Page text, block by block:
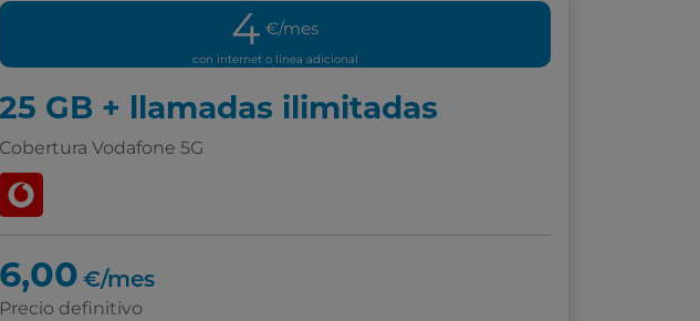
4 €/mes
con internet o línea adicional
25 GB + llamadas ilimitadas
Cobertura Vodafone 5G
6,00 €/mes
Precio definitivo